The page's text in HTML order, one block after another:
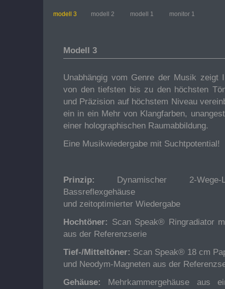
modell 3 modell 2 modell 1 monitor 1
Modell 3
Unabhängig vom Genre der Musik zeigt
von den tiefsten bis zu den höchsten
und Präzision auf höchstem Niveau
ein in ein Mehr von Klangfarben,
einer holographischen Raumabbildung.
Eine Musikwiedergabe mit Suchtpotential!
Prinzip:
Dynamischer 2-Wege-
Bassreflexgehäuse
und zeitoptimierter Wiedergabe
Hochtöner: Scan Speak® Ringradiator
aus der Referenzserie
Tief-/Mitteltöner: Scan Speak® 18 cm
und Neodym-Magneten aus der
Gehäuse:
Mehrkammergehäuse aus